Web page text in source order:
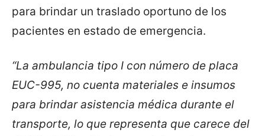
para brindar un traslado oportuno de los
pacientes en estado de emergencia.
“La ambulancia tipo I con número de placa
EUC-995, no cuenta materiales e insumos
para brindar asistencia médica durante el
transporte, lo que representa que carece del